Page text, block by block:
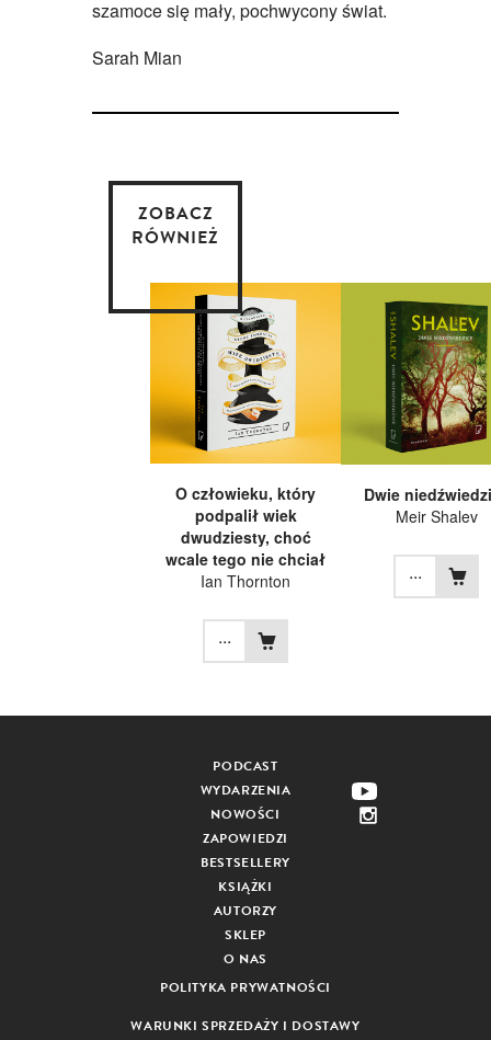
szamoce się mały, pochwycony świat.
Sarah Mian
ZOBACZ
RÓWNIEŻ
O człowieku, który
podpalił wiek
dwudziesty, choć
wcale tego nie chciał
Ian Thornton
...
Dwie
Meir Shalev
...
PODCAST
WYDARZENIA
NOWOŚCI
ZAPOWIEDZI
BESTSELLERY
KSIĄŻKI
AUTORZY
SKLEP
O NAS
POLITYKA PRYWATNOŚCI
WARUNKI SPRZEDAŻY I DOSTAWY